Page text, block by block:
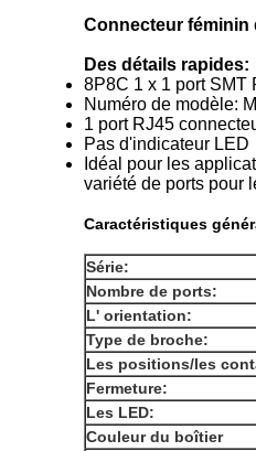
Connecteur féminin
Des détails rapides:
8P8C 1 x 1 port SMT
Numéro de modèle:
1 port RJ45
Pas d'indicateur LED
Idéal pour les
variété de ports pour
Caractéristiques
Série:
Nombre de ports:
L' orientation:
Type de broche:
Les positions/les
Fermeture:
Les LED:
Couleur du boîtier